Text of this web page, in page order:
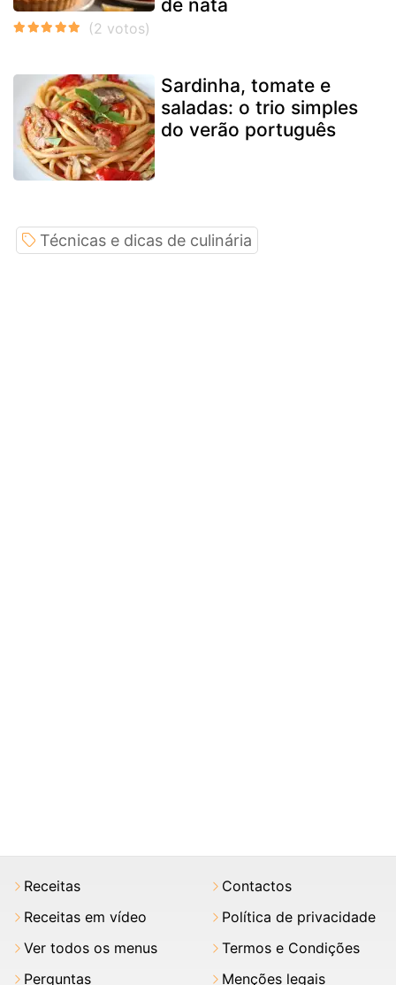
de nata
Sardinha, tomate e
saladas: o trio simples
do verão português
Técnicas e dicas de culinária
Receitas
Receitas em vídeo
Ver todos os menus
Perguntas
Contactos
Política de privacidade
Termos e Condições
Menções legais